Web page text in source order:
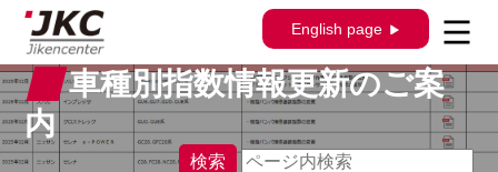
English page
車種別指数情報更新のご案
内
検索